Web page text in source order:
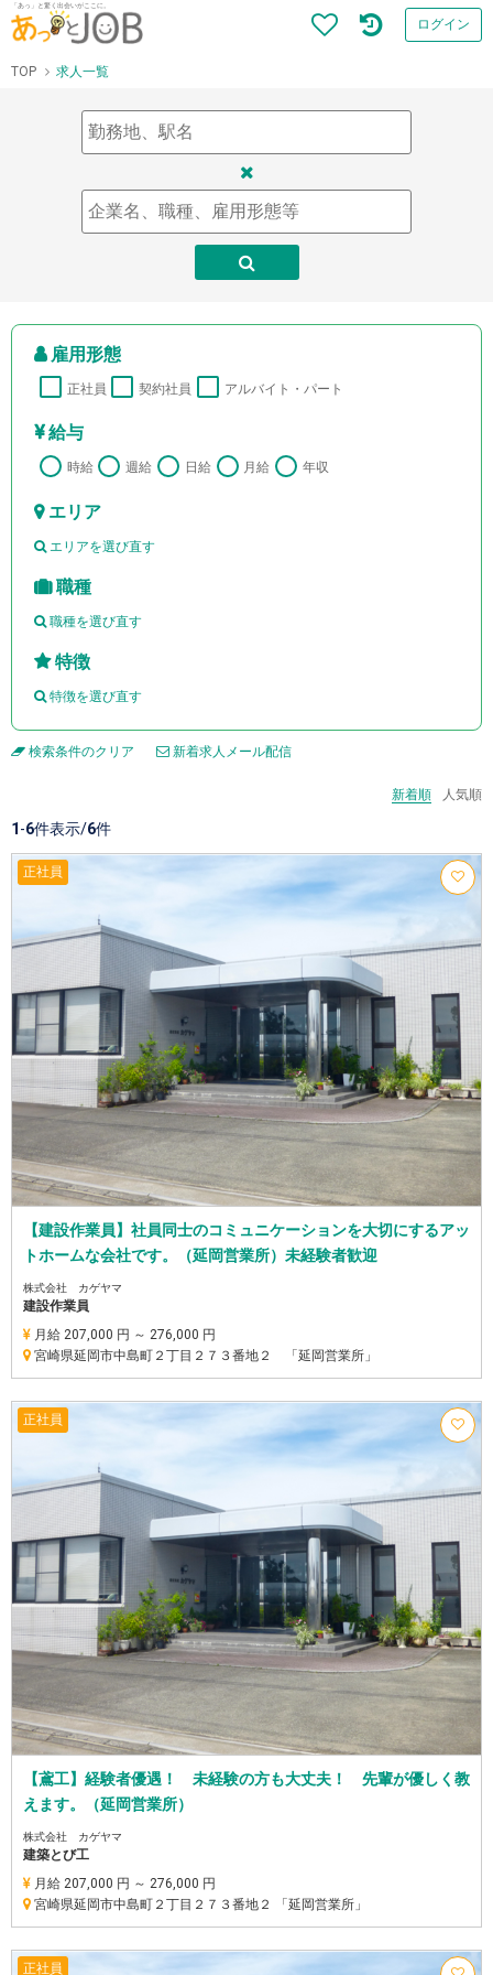
「あっ」と驚く出会いがここに。
ログイン
TOP 求人一覧
雇用形態
正社員 契約社員 アルバイト・パート
給与
時給 週給 日給 月給 年収
エリア
エリアを選び直す
職種
職種を選び直す
特徴
特徴を選び直す
検索条件のクリア 新着求人メール配信
新着順 人気順
1-6件表示/6件
【建設作業員】社員同士のコミュニケーションを大切にするアッ
トホームな会社です。（延岡営業所）未経験者歓迎
株式会社 カゲヤマ
建設作業員
月給 207,000 円 ～ 276,000 円
宮崎県延岡市中島町２丁目２７３番地２ 「延岡営業所」
正社員
【鳶工】経験者優遇！ 未経験の方も大丈夫！ 先輩が優しく教
えます。（延岡営業所）
株式会社 カゲヤマ
建築とび工
月給 207,000 円 ～ 276,000 円
宮崎県延岡市中島町２丁目２７３番地２ 「延岡営業所」
正社員
正社員